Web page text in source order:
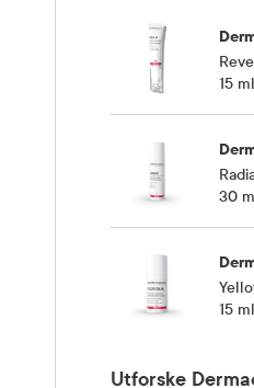
15 ml
30
15 ml
Utforske